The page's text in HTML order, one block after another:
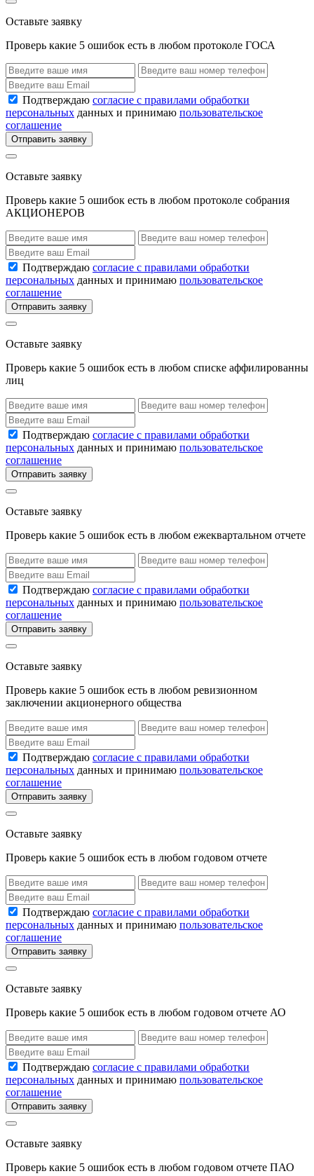
Оставьте заявку
Проверь какие 5 ошибок есть в любом протоколе ГОСА
Подтверждаю согласие с правилами обработки
персональных данных и принимаю пользовательское
соглашение
Отправить заявку
Оставьте заявку
Проверь какие 5 ошибок есть в любом протоколе собрания
АКЦИОНЕРОВ
Подтверждаю согласие с правилами обработки
персональных данных и принимаю пользовательское
соглашение
Отправить заявку
Оставьте заявку
Проверь какие 5 ошибок есть в любом списке аффилированны
лиц
Подтверждаю согласие с правилами обработки
персональных данных и принимаю пользовательское
соглашение
Отправить заявку
Оставьте заявку
Проверь какие 5 ошибок есть в любом ежеквартальном отчете
Подтверждаю согласие с правилами обработки
персональных данных и принимаю пользовательское
соглашение
Отправить заявку
Оставьте заявку
Проверь какие 5 ошибок есть в любом ревизионном
заключении акционерного общества
Подтверждаю согласие с правилами обработки
персональных данных и принимаю пользовательское
соглашение
Отправить заявку
Оставьте заявку
Проверь какие 5 ошибок есть в любом годовом отчете
Подтверждаю согласие с правилами обработки
персональных данных и принимаю пользовательское
соглашение
Отправить заявку
Оставьте заявку
Проверь какие 5 ошибок есть в любом годовом отчете АО
Подтверждаю согласие с правилами обработки
персональных данных и принимаю пользовательское
соглашение
Отправить заявку
Оставьте заявку
Проверь какие 5 ошибок есть в любом годовом отчете ПАО